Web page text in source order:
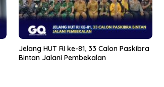
Demokrat Karimun Gerak Cepat Atasi
Wabah Ulat Bulu di Perumahan New